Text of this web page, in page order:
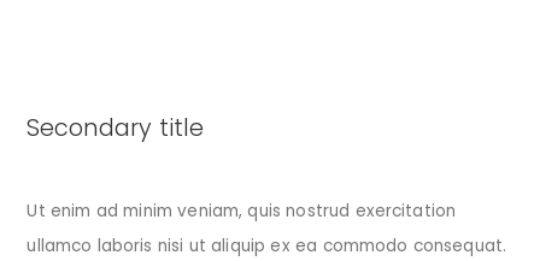
Secondary title
Ut enim ad minim veniam, quis nostrud exercitation
ullamco laboris nisi ut aliquip ex ea commodo consequat.